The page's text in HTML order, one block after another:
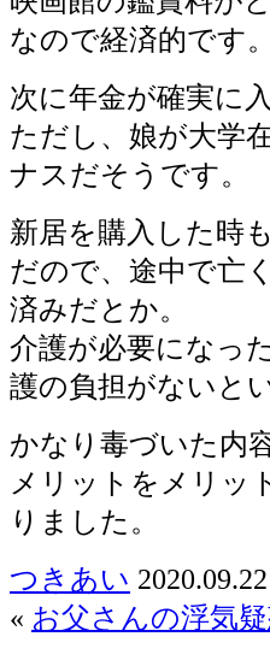
なので経済的です。
次に年金が確実に
ただし、娘が大学
ナスだそうです。
新居を購入した時
だので、途中で亡
済みだとか。
介護が必要になっ
護の負担がないと
かなり毒づいた内
メリットをメリッ
りました。
つきあい
« お父さんの浮気